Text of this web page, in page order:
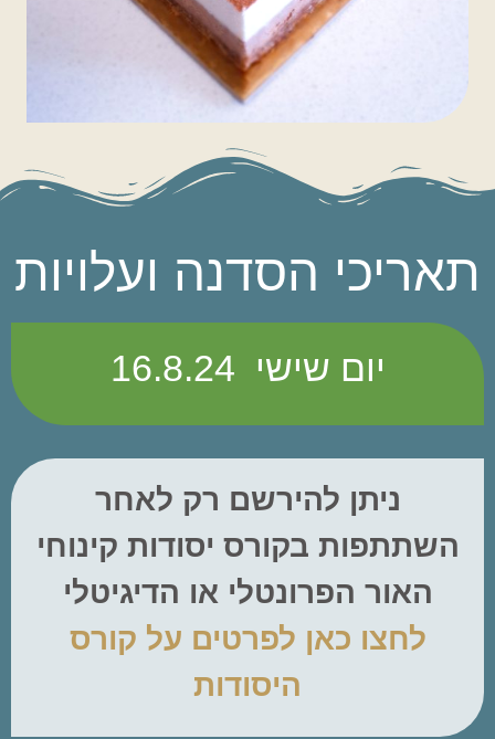
תאריכי הסדנה ועלויות​​
יום שישי 16.8.24
ניתן להירשם רק לאחר
השתתפות בקורס יסודות קינוחי
האור הפרונטלי או הדיגיטלי
לחצו כאן לפרטים על קורס
היסודות